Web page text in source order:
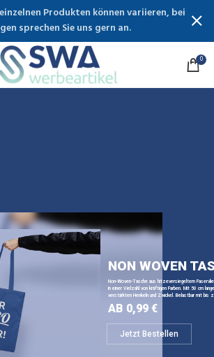
0
NON WOVEN
Non-Woven-Tasche aus hitzeversiegeltem
in einer Vielzahl von kräftigen Farben. Mit 50 cm
verstärkten Henkeln und Zwickel. Belastbar mit bis
Jetzt Bestellen
AB 0,99 €
Produkten können variieren, bei
sprechen Sie uns gern an.